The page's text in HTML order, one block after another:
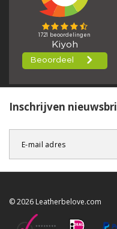
Inschrijven
© 2026 Leatherbelove.com